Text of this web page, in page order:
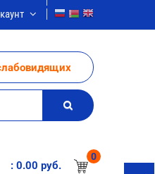
0
: 0.00 pуб.